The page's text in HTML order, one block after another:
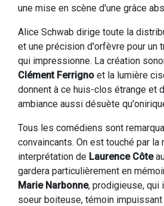
une mise en scène d'une grâce
Alice Schwab dirige toute la
et une précision d'orfèvre pour un
qui impressionne. La création
Clément Ferrigno et la lumière
donnent à ce huis-clos étrange et
ambiance aussi désuète
Tous les comédiens sont
convaincants. On est touché par la
interprétation de Laurence Côte
gardera particulièrement en
Marie Narbonne, prodigieuse, qui
soeur boiteuse, témoin